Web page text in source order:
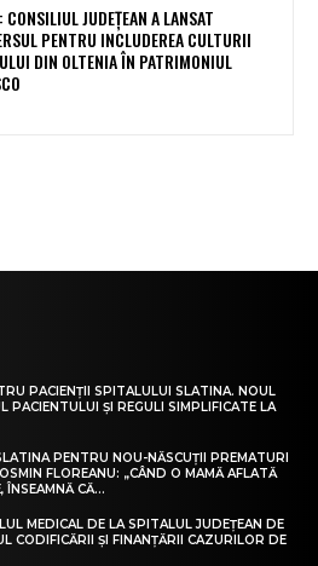
CONSILIUL JUDEȚEAN A LANSAT
PENTRU INCLUDEREA CULTURII
DIN OLTENIA ÎN PATRIMONIUL
PACIENȚII SPITALULUI SLATINA. NOUL
PACIENTULUI ȘI REGULI SIMPLIFICATE LA
PENTRU NOU-NĂSCUȚII PREMATURI
FLOREANU: „CÂND O MAMĂ AFLATĂ
CĂ...
MEDICAL DE LA SPITALUL JUDEȚEAN DE
CODIFICĂRII ȘI FINANȚĂRII CAZURILOR DE